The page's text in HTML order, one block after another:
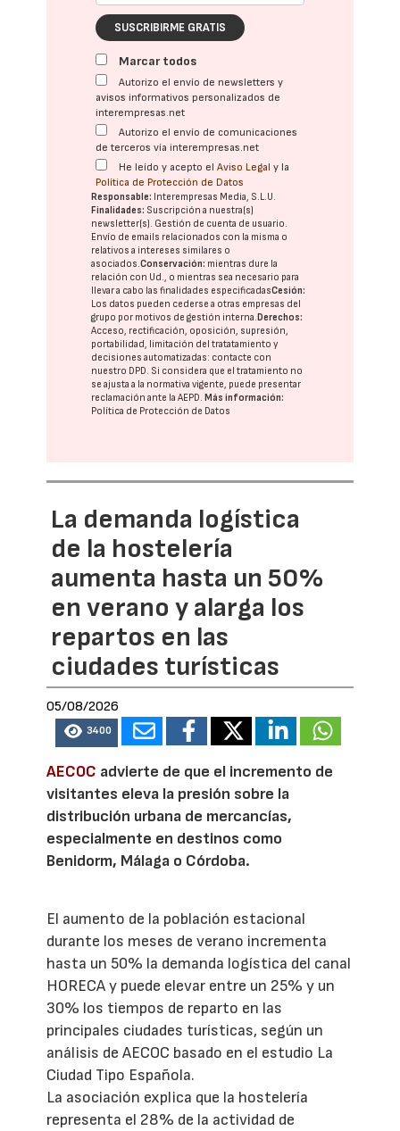
SUSCRIBIRME GRATIS
Marcar todos
Autorizo el envío de newsletters y
avisos informativos personalizados de
interempresas.net
Autorizo el envío de comunicaciones
de terceros vía interempresas.net
He leído y acepto elAviso Legal y la
Política de Protección de Datos
Responsable: Interempresas Media, S.L.U.
Finalidades: Suscripción a nuestra(s)
newsletter(s). Gestión de cuenta de usuario.
Envío de emails relacionados con la misma o
relativos a intereses similares o
asociados.Conservación: mientras dure la
relación con Ud., o mientras sea necesario para
llevar a cabo las finalidades especificadasCesión:
Los datos pueden cederse a otras empresas del
grupo por motivos de gestión interna. Derechos:
Acceso, rectificación, oposición, supresión,
portabilidad, limitación del tratatamiento y
decisiones automatizadas: contacte con
nuestro DPD. Si considera que el tratamiento no
se ajusta a la normativa vigente, puede presentar
reclamación ante laAEPD. Más información:
Política de Protección de Datos
La demanda logística
de la hostelería
aumenta hasta un 50%
en verano y alarga los
repartos en las
ciudades turísticas
05/08/2026
3400
AECOC advierte de que el incremento de
visitantes eleva la presión sobre la
distribución urbana de mercancías,
especialmente en destinos como
Benidorm, Málaga o Córdoba.
El aumento de la población estacional
durante los meses de verano incrementa
hasta un 50% la demanda logística del canal
HORECA y puede elevar entre un 25% y un
30% los tiempos de reparto en las
principales ciudades turísticas, según un
análisis de AECOC basado en el estudio La
Ciudad Tipo Española.
La asociación explica que la hostelería
representa el 28% de la actividad de